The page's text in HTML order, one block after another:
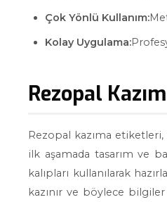
Çok Yönlü Kullanım:
Kolay Uygulama:
Rezopal
Rezopal kazıma
ilk aşamada tasarım ve
kalıpları kullanılarak
kazınır ve böylece